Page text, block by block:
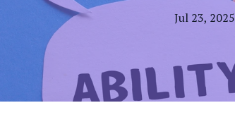
Jul 23, 2025